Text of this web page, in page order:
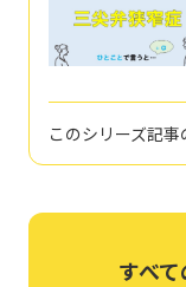
このシリーズ記
すべ